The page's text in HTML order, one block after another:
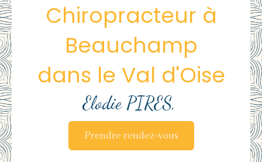
Chiropracteur à
Beauchamp
dans le Val d'Oise
Elodie PIRES,
Prendre rendez-vous